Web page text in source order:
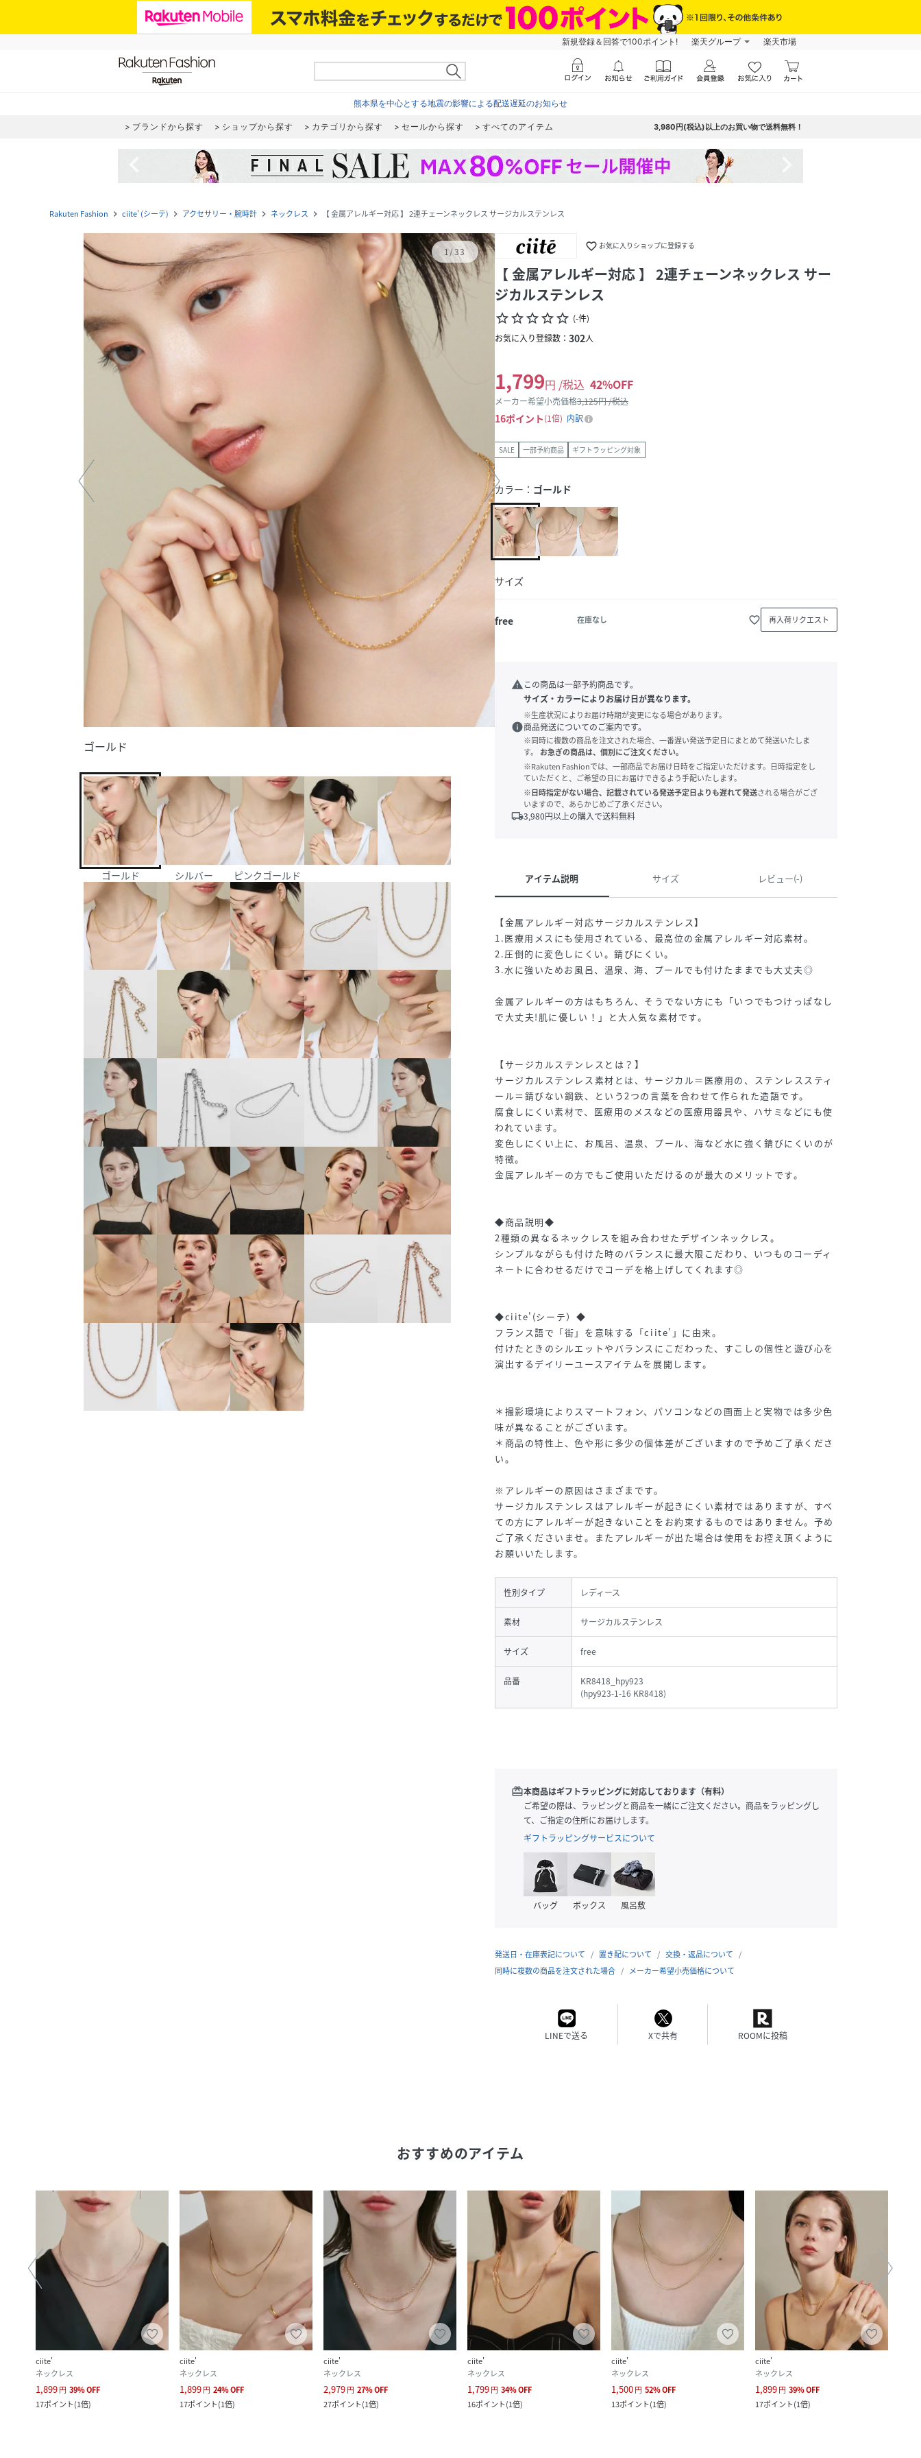
新規登録＆回答で100ポイント! 楽天グループ 楽天市場
熊本県を中心とする地震の影響による配送遅延のお知らせ
ブランドから探す ショップから探す カテゴリから探す セールから探す すべてのアイテム 3,980円(税込)以上のお買い物で送料無料！
Rakuten Fashion navigate_next ciite' (シーテ) navigate_next アクセサリー・腕時計 navigate_next ネックレス navigate_next 【 金属アレルギー対応 】 2連チェーンネックレス サージカルステンレス
1/33
ゴールド
ゴールド シルバー ピンクゴールド
favorite_border お気に入りショップに登録する
【 金属アレルギー対応 】 2連チェーンネックレス サー
ジカルステンレス
star_borderstar_borderstar_borderstar_borderstar_border (-件)
お気に入り登録数： 302人
1,799円 /税込 42%OFF
メーカー希望小売価格3,125円 /税込
16ポイント 1倍 内訳
SALE 一部予約商品 ギフトラッピング対象
カラー： ゴールド
サイズ
free 在庫なし favorite_border 再入荷リクエスト
warning この商品は一部予約商品です。
サイズ・カラーによりお届け日が異なります。
※生産状況によりお届け時期が変更になる場合があります。
info商品発送についてのご案内です。
※同時に複数の商品を注文された場合、一番遅い発送予定日にまとめて発送いたしま
す。
お急ぎの商品は、個別にご注文ください。
※Rakuten Fashionでは、一部商品でお届け日時をご指定いただけます。日時指定をし
ていただくと、ご希望の日にお届けできるよう手配いたします。
※日時指定がない場合、記載されている発送予定日よりも遅れて発送される場合がござ
いますので、あらかじめご了承ください。
local_shipping3,980円以上の購入で送料無料
アイテム説明 サイズ レビュー(-)
【金属アレルギー対応サージカルステンレス】
1.医療用メスにも使用されている、最高位の金属アレルギー対応素材。
2.圧倒的に変色しにくい。錆びにくい。
3.水に強いためお風呂、温泉、海、プールでも付けたままでも大丈夫◎
金属アレルギーの方はもちろん、そうでない方にも「いつでもつけっぱなし
で大丈夫!肌に優しい！」と大人気な素材です。
【サージカルステンレスとは？】
サージカルステンレス素材とは、サージカル＝医療用の、ステンレススティ
ール＝錆びない鋼鉄、という2つの言葉を合わせて作られた造語です。
腐食しにくい素材で、医療用のメスなどの医療用器具や、ハサミなどにも使
われています。
変色しにくい上に、お風呂、温泉、プール、海など水に強く錆びにくいのが
特徴。
金属アレルギーの方でもご使用いただけるのが最大のメリットです。
◆商品説明◆
2種類の異なるネックレスを組み合わせたデザインネックレス。
シンプルながらも付けた時のバランスに最大限こだわり、いつものコーディ
ネートに合わせるだけでコーデを格上げしてくれます◎
◆ciite'(シーテ）◆
フランス語で「街」を意味する「ciite'」に由来。
付けたときのシルエットやバランスにこだわった、すこしの個性と遊び心を
演出するデイリーユースアイテムを展開します。
＊撮影環境によりスマートフォン、パソコンなどの画面上と実物では多少色
味が異なることがございます。
＊商品の特性上、色や形に多少の個体差がございますので予めご了承くださ
い。
※アレルギーの原因はさまざまです。
サージカルステンレスはアレルギーが起きにくい素材ではありますが、すべ
ての方にアレルギーが起きないことをお約束するものではありません。予め
ご了承くださいませ。またアレルギーが出た場合は使用をお控え頂くように
お願いいたします。
性別タイプ レディース
素材 サージカルステンレス
サイズ free
品番
KR8418_hpy923
(hpy923-1-16 KR8418)
redeem本商品はギフトラッピングに対応しております（有料）
ご希望の際は、ラッピングと商品を一緒にご注文ください。商品をラッピングし
て、ご指定の住所にお届けします。
ギフトラッピングサービスについて
バッグ ボックス 風呂敷
発送日・在庫表記について 置き配について
交換・返品について
同時に複数の商品を注文された場合
メーカー希望小売価格について
LINEで送る Xで共有 ROOMに投稿
おすすめのアイテム
ciite'
ネックレス
1,899円 39%OFF
17ポイント(1倍)
ciite'
ネックレス
1,899円 24%OFF
17ポイント(1倍)
ciite'
ネックレス
2,979円 27%OFF
27ポイント(1倍)
ciite'
ネックレス
1,799円 34%OFF
16ポイント(1倍)
ciite'
ネックレス
1,500円 52%OFF
13ポイント(1倍)
ciite'
ネックレス
1,899円 39%OFF
17ポイント(1倍)